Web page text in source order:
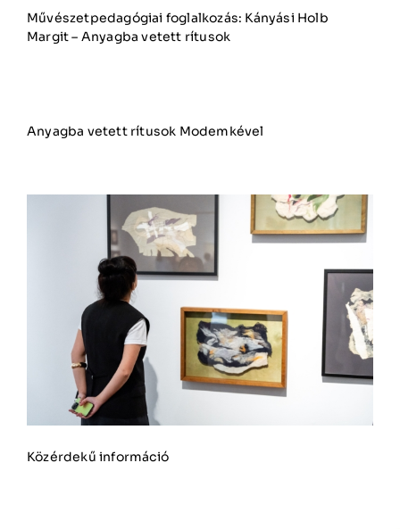
Művészetpedagógiai foglalkozás: Kányási Holb
Margit – Anyagba vetett rítusok
Anyagba vetett rítusok Modemkével
Közérdekű információ